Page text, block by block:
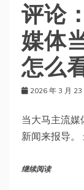
评论
媒体
怎么
2026 年 3 月 23
当大马主流
新闻来报导。
继续阅读